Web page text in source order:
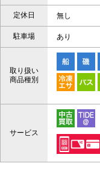
定休日 無し
駐車場 あり
取り扱い
商品種別
サービス